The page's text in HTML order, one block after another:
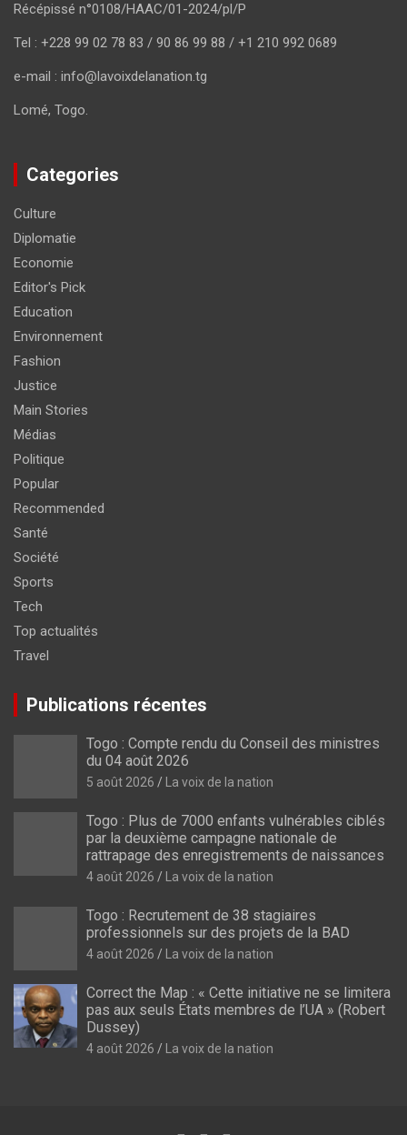
Récépissé n°0108/HAAC/01-2024/pl/P
Tel : +228 99 02 78 83 / 90 86 99 88 / +1 210 992 0689
e-mail : info@lavoixdelanation.tg
Lomé, Togo.
Categories
Culture
Diplomatie
Economie
Editor's Pick
Education
Environnement
Fashion
Justice
Main Stories
Médias
Politique
Popular
Recommended
Santé
Société
Sports
Tech
Top actualités
Travel
Publications récentes
Togo : Compte rendu du Conseil des ministres
du 04 août 2026
5 août 2026 La voix de la nation
Togo : Plus de 7000 enfants vulnérables ciblés
par la deuxième campagne nationale de
rattrapage des enregistrements de naissances
4 août 2026 La voix de la nation
Togo : Recrutement de 38 stagiaires
professionnels sur des projets de la BAD
4 août 2026 La voix de la nation
Correct the Map : « Cette initiative ne se limitera
pas aux seuls États membres de l’UA » (Robert
Dussey)
4 août 2026 La voix de la nation